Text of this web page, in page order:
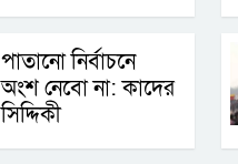
পাতানো নির্বাচনে
অংশ নেবো না: কাদের
সিদ্দিকী